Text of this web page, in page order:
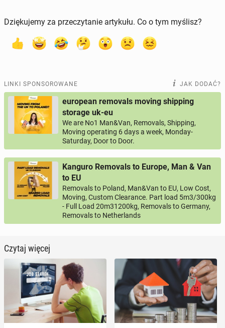
Dziękujemy za przeczytanie artykułu. Co o tym myślisz?
LINKI SPONSOROWANE JAK DODAĆ?
european removals moving shipping
storage uk-eu
We are No1 Man&Van, Removals, Shipping,
Moving operating 6 days a week, Monday-
Saturday, Door to Door.
Kanguro Removals to Europe, Man & Van
to EU
Removals to Poland, Man&Van to EU, Low Cost,
Moving, Custom Clearance. Part load 5m3/300kg
- Full Load 20m31200kg, Removals to Germany,
Removals to Netherlands
Czytaj więcej